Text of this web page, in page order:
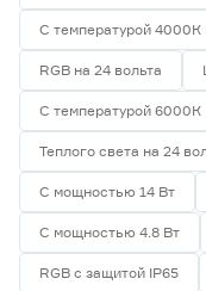
С температурой 4000К
RGB на 24 вольта
С температурой 6000К
Теплого света на 24
С мощностью 14 Вт
С мощностью 4.8 Вт
RGB с защитой IP65